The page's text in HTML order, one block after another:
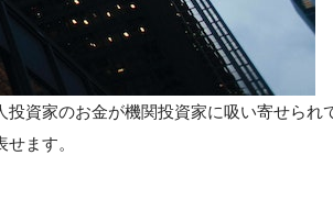
資家のお金が機関投資家に吸い寄せられ
せます。